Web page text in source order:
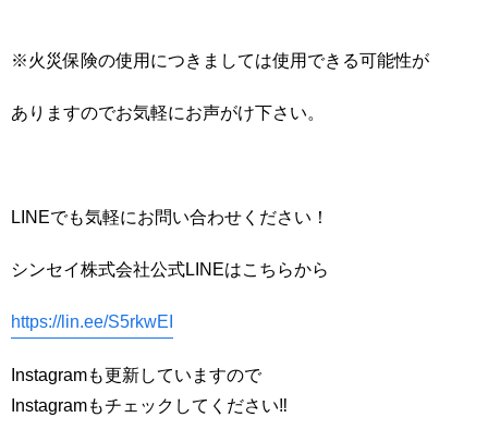
※火災保険の使用につきましては使用できる可能性が
ありますのでお気軽にお声がけ下さい。
LINEでも気軽にお問い合わせください！
シンセイ株式会社公式LINEはこちらから
https://lin.ee/S5rkwEI
Instagramも更新していますので
Instagramもチェックしてください‼️